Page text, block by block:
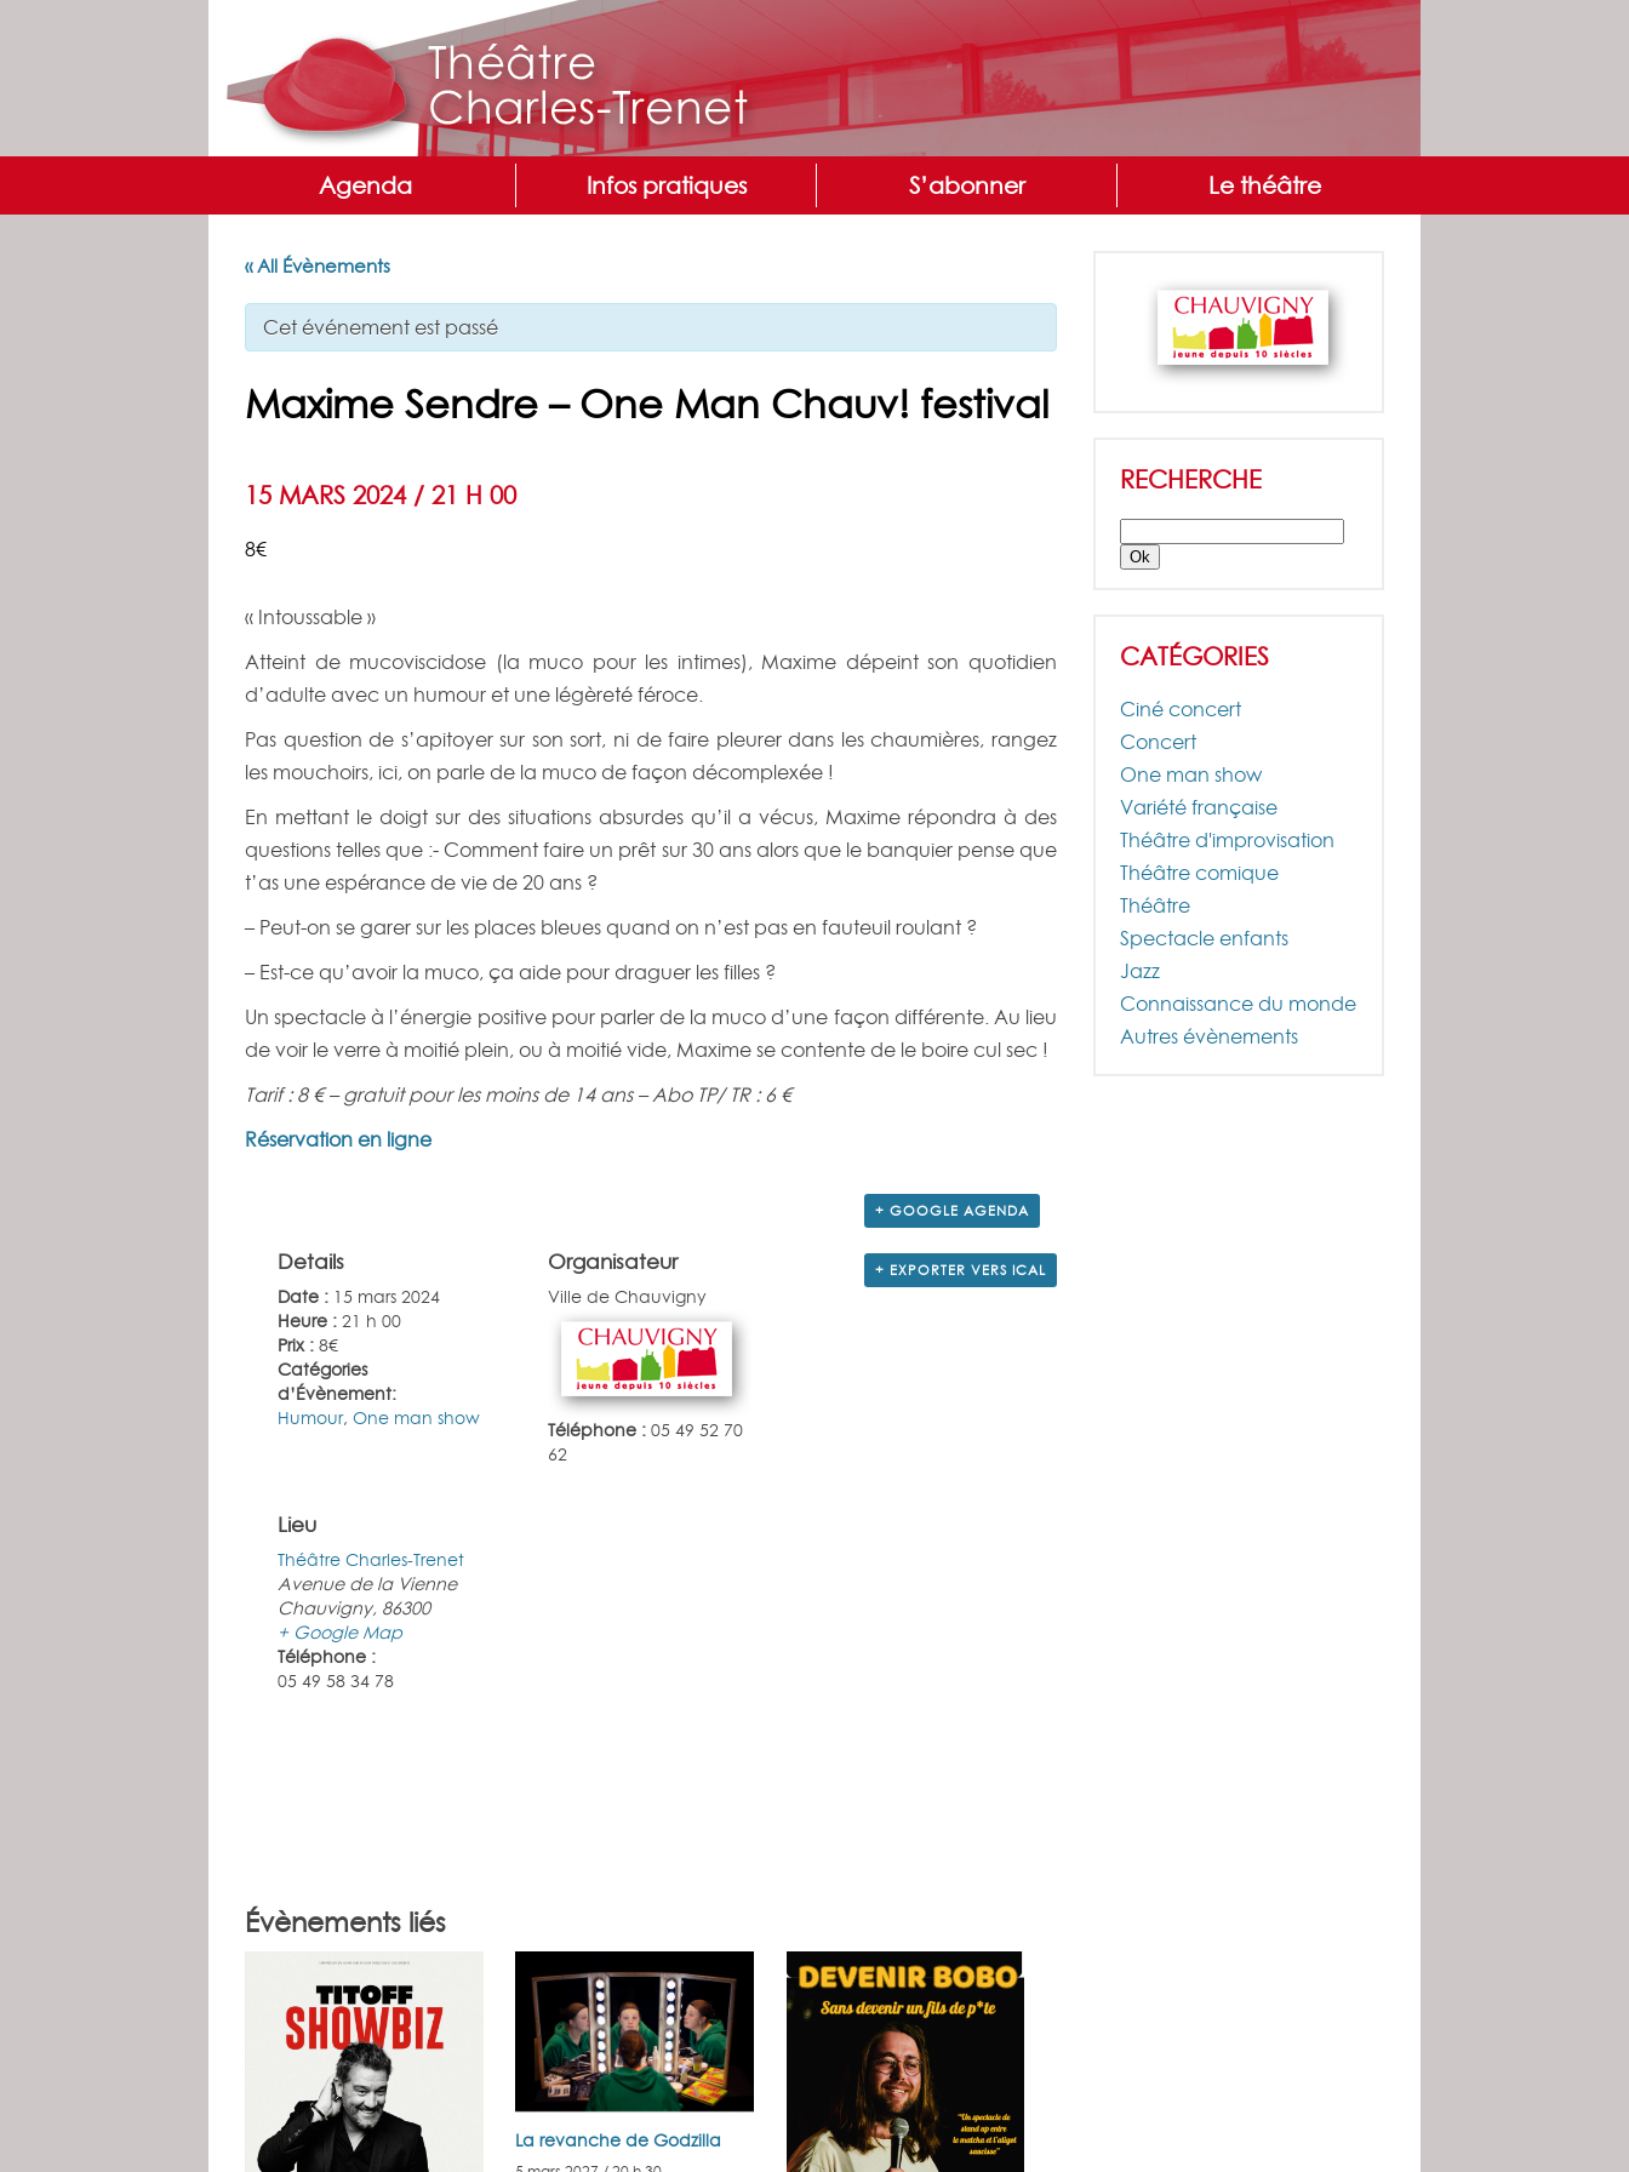
Agenda Infos pratiques S’abonner Le théâtre
« All Évènements
Cet événement est passé
Maxime Sendre – One Man Chauv! festival
15 MARS 2024 / 21 H 00
8€
Évènement
« Intoussable »
Atteint de mucoviscidose (la muco pour les intimes), Maxime dépeint son quotidien
d’adulte avec un humour et une légèreté féroce.
Pas question de s’apitoyer sur son sort, ni de faire pleurer dans les chaumières, rangez
les mouchoirs, ici, on parle de la muco de façon décomplexée !
En mettant le doigt sur des situations absurdes qu’il a vécus, Maxime répondra à des
questions telles que :- Comment faire un prêt sur 30 ans alors que le banquier pense que
t’as une espérance de vie de 20 ans ?
– Peut-on se garer sur les places bleues quand on n’est pas en fauteuil roulant ?
– Est-ce qu’avoir la muco, ça aide pour draguer les filles ?
Un spectacle à l’énergie positive pour parler de la muco d’une façon différente. Au lieu
de voir le verre à moitié plein, ou à moitié vide, Maxime se contente de le boire cul sec !
Tarif : 8 € – gratuit pour les moins de 14 ans – Abo TP/ TR : 6 €
Réservation en ligne
+ GOOGLE AGENDA
+ EXPORTER VERS ICAL
Details
Date : 15 mars 2024
Heure : 21 h 00
Prix : 8€
Catégories
d’Évènement:
Humour, One man show
Organisateur
Ville de Chauvigny
Téléphone :05 49 52 70
62
Lieu
Théâtre Charles-Trenet
Avenue de la Vienne
Chauvigny, 86300
+ Google Map
Téléphone :
05 49 58 34 78
Évènements liés
La revanche de Godzilla
RECHERCHE
CATÉGORIES
Ciné concert
Concert
One man show
Variété française
Théâtre d'improvisation
Théâtre comique
Théâtre
Spectacle enfants
Jazz
Connaissance du monde
Autres évènements